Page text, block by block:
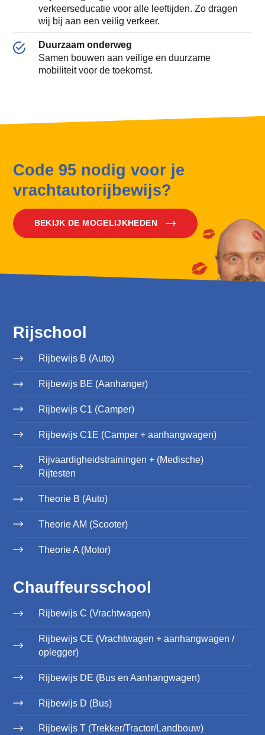
verkeerseducatie voor alle leeftijden. Zo dragen
wij bij aan een veilig verkeer.
Duurzaam onderweg
Samen bouwen aan veilige en duurzame
mobiliteit voor de toekomst.
Code 95 nodig voor je
vrachtautorijbewijs?
BEKIJK DE MOGELIJKHEDEN
Rijschool
Rijbewijs B (Auto)
Rijbewijs BE (Aanhanger)
Rijbewijs C1 (Camper)
Rijbewijs C1E (Camper + aanhangwagen)
Rijvaardigheidstrainingen + (Medische)
Rijtesten
Theorie B (Auto)
Theorie AM (Scooter)
Theorie A (Motor)
Chauffeursschool
Rijbewijs C (Vrachtwagen)
Rijbewijs CE (Vrachtwagen + aanhangwagen /
oplegger)
Rijbewijs DE (Bus en Aanhangwagen)
Rijbewijs D (Bus)
Rijbewijs T (Trekker/Tractor/Landbouw)